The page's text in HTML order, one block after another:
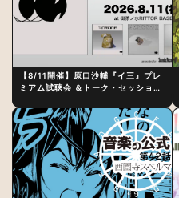
【8/11開催】原口沙輔『イ三』プレ
ミアム試聴会 ＆トーク・セッション
制作秘話